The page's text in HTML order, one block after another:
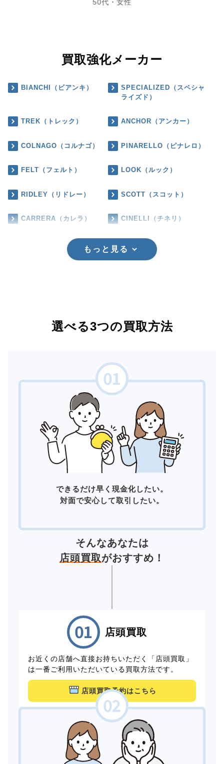
50代・女性
買取強化メーカー
BIANCHI（ビアンキ）
SPECIALIZED（スペシャ
ライズド）
TREK（トレック） ANCHOR（アンカー）
COLNAGO（コルナゴ） PINARELLO（ピナレロ）
FELT（フェルト） LOOK（ルック）
RIDLEY（リドレー） SCOTT（スコット）
CARRERA（カレラ） CINELLI（チネリ）
もっと見る
選べる3つの買取方法
できるだけ早く現金化したい。
対面で安心して取引したい。
そんなあなたは
店頭買取がおすすめ！
店頭買取
お近くの店舗へ直接お持ちいただく「店頭買取」
は一番ご利用いただいている買取方法です。
店頭買取予約はこちら